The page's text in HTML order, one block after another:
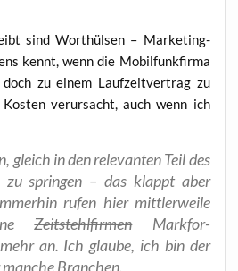
sind Wort­hül­sen – Mar­ke­ting­
kennt, wenn die Mobil­funk­fir­ma
zu einem Lauf­zeit­ver­trag zu
ver­ur­sacht, auch wenn ich
gleich in den rele­van­ten Teil des
zu sprin­gen – das klappt aber
rufen hier mitt­ler­wei­le
Zeit­stehl­fir­menMark­for­
an. Ich glau­be, ich bin der
Branchen.